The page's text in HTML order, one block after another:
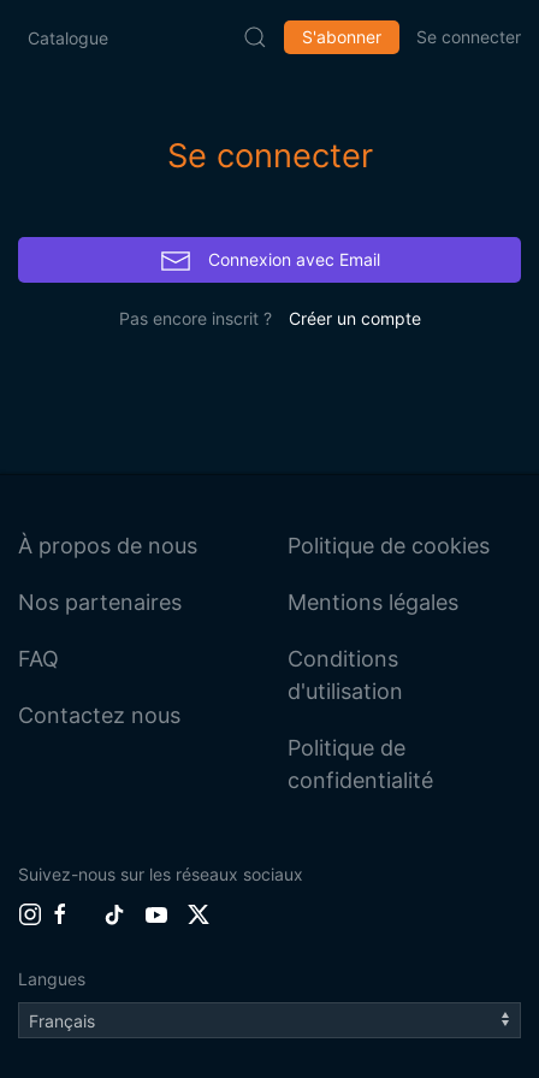
Catalogue S'abonner Se connecter
Se connecter
Connexion avec Email
Pas encore inscrit ? Créer un compte
À propos de nous
Nos partenaires
FAQ
Contactez nous
Politique de cookies
Mentions légales
Conditions
d'utilisation
Politique de
confidentialité
Suivez-nous sur les réseaux sociaux
Langues